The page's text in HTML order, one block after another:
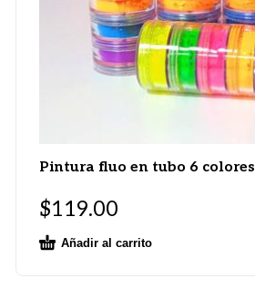
Pintura fluo en tubo 6 colores
$119.00
Añadir al carrito